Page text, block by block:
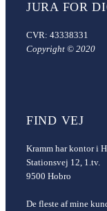
JURA FOR
CVR: 43338331
Copyright © 2020
FIND VEJ
Kramm har kontor i
Stationsvej 12, 1.tv.
9500 Hobro
De fleste af mine